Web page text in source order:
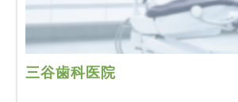
三谷歯科医院